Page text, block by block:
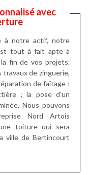
avec
à notre actif, notre
tout à fait apte à
la fin de vos projets.
de zinguerie,
de faîtage ;
; la pose d’un
Nous pouvons
Nord Artois
toiture qui sera
ville de Bertincourt